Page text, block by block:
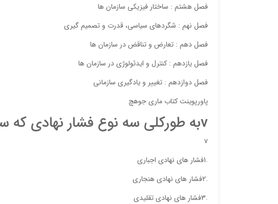
فصل هشتم : ساختار فيزيكي سازمان ها
فصل نهم : شگردهاي سياسي، قدرت و تصميم گيري
فصل دهم : تعارض و تناقض در سازمان ها
فصل يازدهم : كنترل و ايدئولوژي در سازمان ها
فصل دوازدهم : تغيير و يادگيري سازماني
پاورپوینت کتاب ماری جوهچ
vبه طوركلي سه نوع فشار نهادي كه سازمانها با آن مواجه هستند :
v
.1فشار هاي نهادي اجباري
.2فشار هاي نهادي هنجاري
.3فشار هاي نهادي تقلیدي